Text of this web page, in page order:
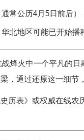
通常公历4月5日前后
北地区可能已开始播
烽火中一个平凡的
，通过还原这一细节
历表》或权威在线